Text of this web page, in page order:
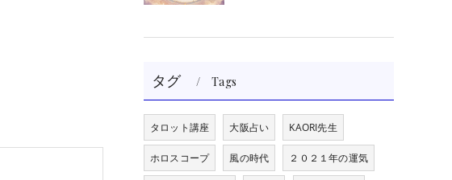
タグ Tags
タロット講座 大阪占い KAORI先生
ホロスコープ 風の時代 ２０２１年の運気